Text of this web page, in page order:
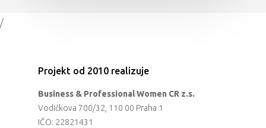
/
Projekt od 2010 realizuje
Business & Professional Women CR z.s.
Vodičkova 700/32, 110 00 Praha 1
IČO: 22821431